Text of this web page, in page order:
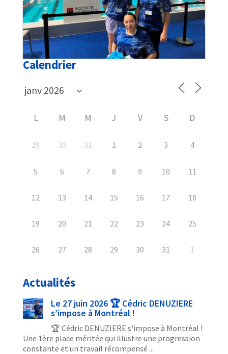
Calendrier
L M M J V S D
29 30 31 1 2 3 4
5 6 7 8 9 10 11
12 13 14 15 16 17 18
19 20 21 22 23 24 25
26 27 28 29 30 31 1
Actualités
Le 27 juin 2026 🏆 Cédric DENUZIERE
s’impose à Montréal !
🏆 Cédric DENUZIERE s'impose à Montréal !
Une 1ère place méritée qui illustre une progression
constante et un travail récompensé ...